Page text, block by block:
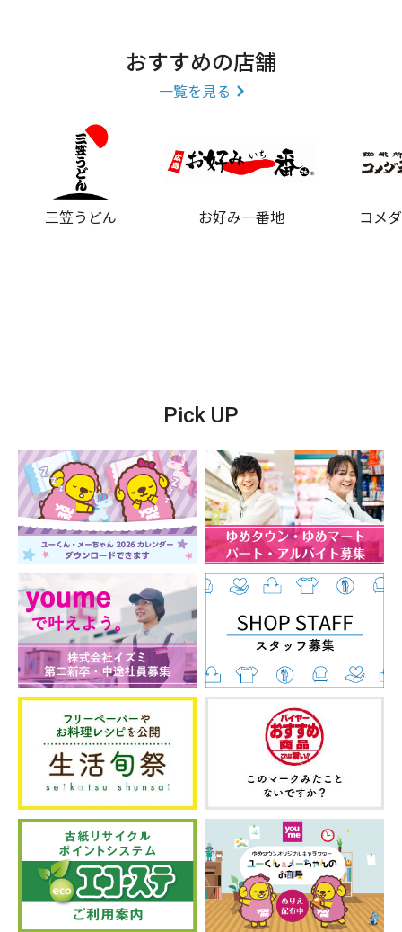
おすすめの店舗
一覧を見る
三笠うどん お好み一番地 コメ
Pick UP